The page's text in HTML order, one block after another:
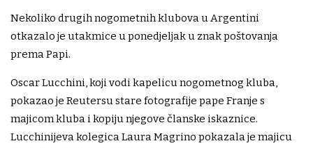
Nekoliko drugih nogometnih klubova u Argentini
otkazalo je utakmice u ponedjeljak u znak poštovanja
prema Papi.
Oscar Lucchini, koji vodi kapelicu nogometnog kluba,
pokazao je Reutersu stare fotografije pape Franje s
majicom kluba i kopiju njegove članske iskaznice.
Lucchinijeva kolegica Laura Magrino pokazala je majicu